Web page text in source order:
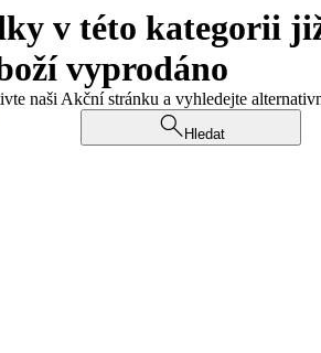
v této kategorii
vyprodáno
naši Akční stránku a vyhledejte
Hledat